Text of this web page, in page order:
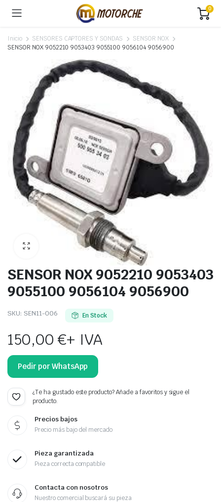
0
Inicio SENSORES CAPTORES Y SONDAS
SENSOR NOX
SENSOR NOX 9052210 9053403 9055100 9056104 9056900
SENSOR NOX 9052210 9053403
9055100 9056104 9056900
SKU: SEN11-006 En Stock
150,00€+ IVA
Pedir por WhatsApp
¿Te ha gustado este producto? Añade a favoritos y sigue el
producto.
Precios bajos
Precio más bajo del mercado
Pieza garantizada
Pieza correcta compatible
Contacta con nosotros
Nuestro comercial buscará su pieza